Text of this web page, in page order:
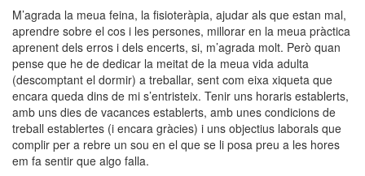
M’agrada la meua feina, la fisioteràpia, ajudar als que estan mal,
aprendre sobre el cos i les persones, millorar en la meua pràctica
aprenent dels erros i dels encerts, si, m’agrada molt. Però quan
pense que he de dedicar la meitat de la meua vida adulta
(descomptant el dormir) a treballar, sent com eixa xiqueta que
encara queda dins de mi s’entristeix. Tenir uns horaris establerts,
amb uns dies de vacances establerts, amb unes condicions de
treball establertes (i encara gràcies) i uns objectius laborals que
complir per a rebre un sou en el que se li posa preu a les hores
em fa sentir que algo falla.